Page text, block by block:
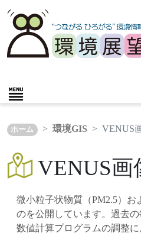
ホーム 環境GIS VENUS
VENUS
微小粒子状物質（PM2.5）
のを公開しています。過去
数値計算プログラムの調整